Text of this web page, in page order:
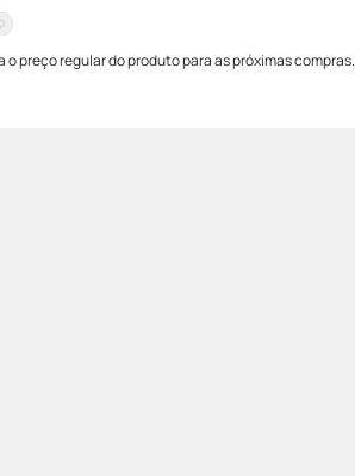
preço regular do produto para as próximas compras.